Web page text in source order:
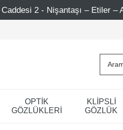
– Etiler – Ataşehir
OPTİK
GÖZLÜKLERİ
KLİPSLİ
GÖZLÜK